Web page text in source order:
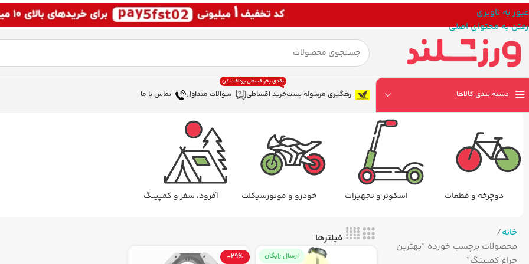
عبور به ناوبری
رفتن به محتوای اصلی
دسته بندی کالاها رهگیری مرسوله پستخرید اقساطی
نقدی بخر، قسطی پرداخت کن
سوالات متداول تماس با ما
دوچرخه و قطعات اسکوتر و تجهیزات خودرو و موتورسیکلت آفرود، سفر و کمپینگ
خانه
محصولات برچسب خورده “بهترین
چراغ کمپینگ”
فیلترها
ارسال رایگان
-29%